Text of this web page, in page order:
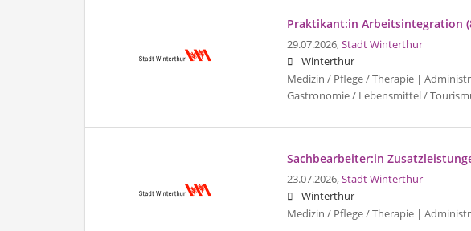
Praktikant:in Arbeitsintegration
29.07.2026,Stadt Winterthur
Winterthur
Medizin / Pflege / Therapie |
Gastronomie / Lebensmittel /
Sachbearbeiter:in
23.07.2026,Stadt Winterthur
Winterthur
Medizin / Pflege / Therapie |